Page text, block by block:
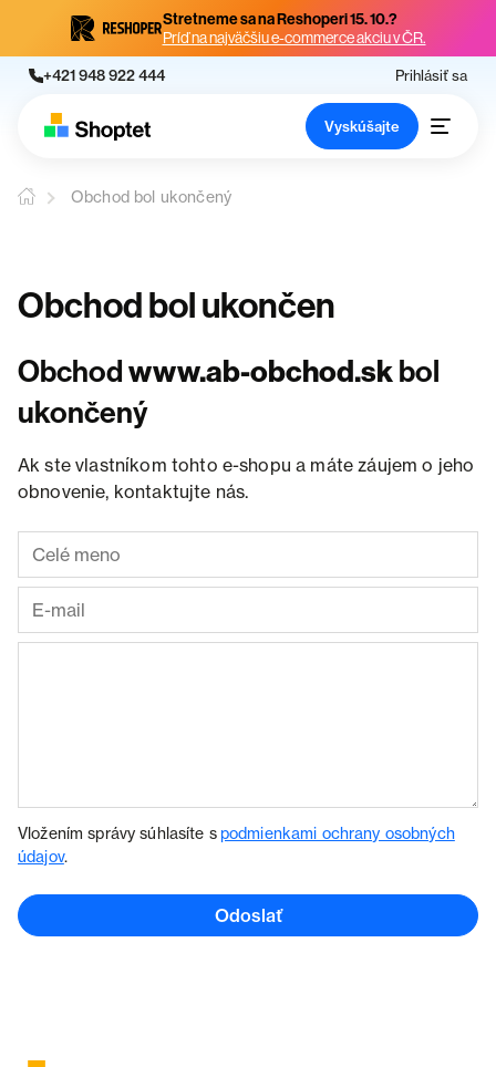
Stretneme sa na Reshoperi 15. 10.?
Príď na najväčšiu e-commerce akciu v ČR.
+421 948 922 444 Prihlásiť sa
Vyskúšajte
Obchod bol ukončený
Obchod bol ukončen
Obchodwww.ab-obchod.skbol
ukončený
Ak ste vlastníkom tohto e-shopu a máte záujem o jeho
obnovenie, kontaktujte nás.
Vložením správy súhlasíte spodmienkami ochrany osobných
údajov.
Odoslať